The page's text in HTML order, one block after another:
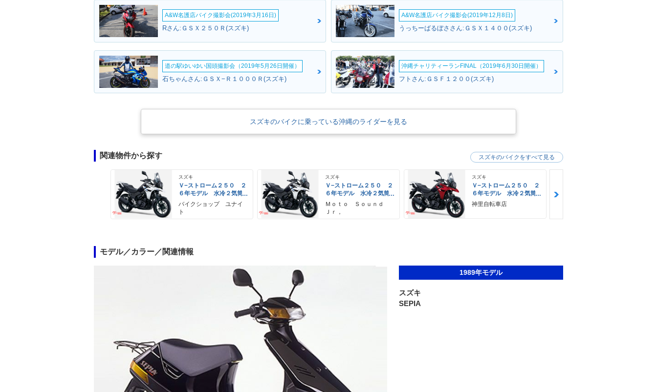
A&W名護店バイク撮影会(2019年3月16日)
Rさん:ＧＳＸ２５０Ｒ(スズキ)
A&W名護店バイク撮影会(2019年12月8日)
うっちーばるぼささん:ＧＳＸ１４００(スズキ)
道の駅ゆいゆい国頭撮影会（2019年5月26日開催）
石ちゃんさん:ＧＳＸ−Ｒ１０００Ｒ(スズキ)
沖縄チャリティーランFINAL（2019年6月30日開催）
フトさん:ＧＳＦ１２００(スズキ)
スズキのバイクに乗っている沖縄のライダーを見る
関連物件から探す
スズキ
Ｖ−ストローム２５０ ２
６年モデル 水冷２気筒
エンジン ＬＥＤヘッド
ライト標準装備
バイクショップ ユナイ
ト
スズキ
Ｖ−ストローム２５０ ２
６年モデル 水冷２気筒
エンジン ＬＥＤヘッド
ライト標準装備
Ｍｏｔｏ Ｓｏｕｎｄ
Ｊｒ，
スズキ
Ｖ−ストローム２５０ ２
６年モデル 水冷２気筒
エンジン ＬＥＤヘッド
ライト標準装備
神里自転車店
スズキのバイクをすべて見る
モデル／カラー／関連情報
1989年モデル
スズキ
SEPIA